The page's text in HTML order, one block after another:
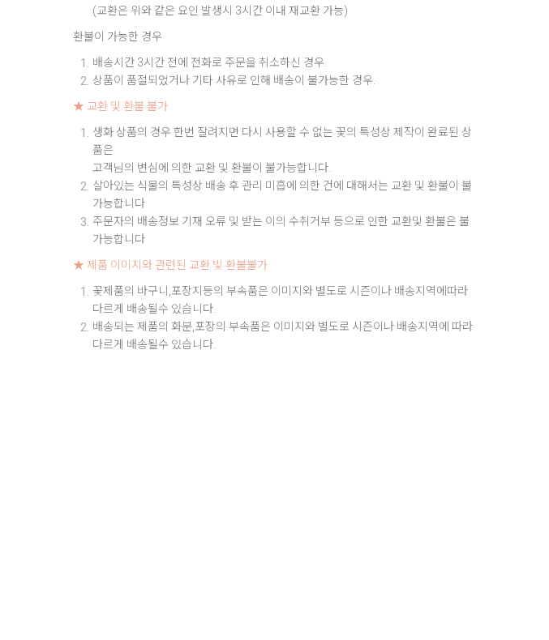
(교환은 위와 같은 요인 발생시 3시간 이내 재교환 가능)
환불이 가능한 경우
배송시간 3시간 전에 전화로 주문을 취소하신 경우.
상품이 품절되었거나 기타 사유로 인해 배송이 불가능한 경우.
★ 교환 및 환불 불가
생화 상품의 경우 한번 잘려지면 다시 사용할 수 없는 꽃의 특성상 제작이 완료된 상
품은
고객님의 변심에 의한 교환 및 환불이 불가능합니다.
살아있는 식물의 특성상 배송 후 관리 미흡에 의한 건에 대해서는 교환 및 환불이 불
가능합니다
주문자의 배송정보 기재 오류 및 받는 이의 수취거부 등으로 인한 교환및 환불은 불
가능합니다
★ 제품 이미지와 관련된 교환 빛 환불불가
꽃제품의 바구니,포장지등의 부속품은 이미지와 별도로 시즌이나 배송지역에따라
다르게 배송될수 있습니다.
배송되는 제품의 화분,포장의 부속품은 이미지와 별도로 시즌이나 배송지역에 따라
다르게 배송될수 있습니다.